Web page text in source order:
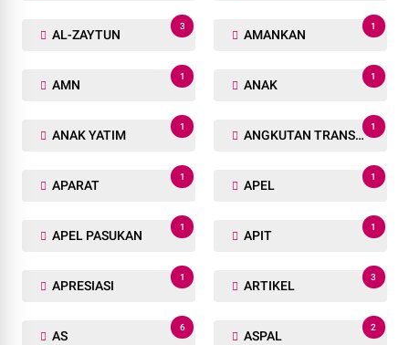
AL-ZAYTUN
3
AMANKAN
1
AMN
1
ANAK
1
ANAK YATIM
1
ANGKUTAN TRANSPORTASI
1
APARAT
1
APEL
1
APEL PASUKAN
1
APIT
1
APRESIASI
1
ARTIKEL
3
AS
6
ASPAL
2